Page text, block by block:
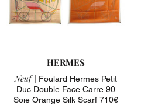
HERMES
Neuf | Foulard Hermes Petit
Duc Double Face Carre 90
Soie Orange Silk Scarf 710€